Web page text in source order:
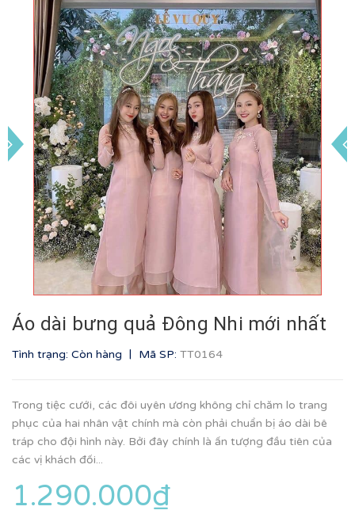
Áo dài bưng quả Đông Nhi mới nhất
Tình trạng: Còn hàng | Mã SP: TT0164
Trong tiệc cưới, các đôi uyên ương không chỉ chăm lo trang
phục của hai nhân vật chính mà còn phải chuẩn bị áo dài bê
tráp cho đội hình này. Bởi đây chính là ấn tượng đầu tiên của
các vị khách đối...
1.290.000₫